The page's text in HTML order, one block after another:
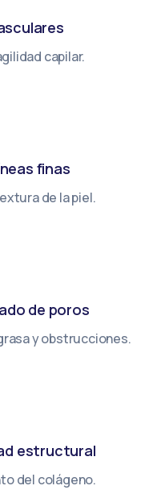
capilar.
finas
de la piel.
de poros
y obstrucciones.
estructural
del colágeno.